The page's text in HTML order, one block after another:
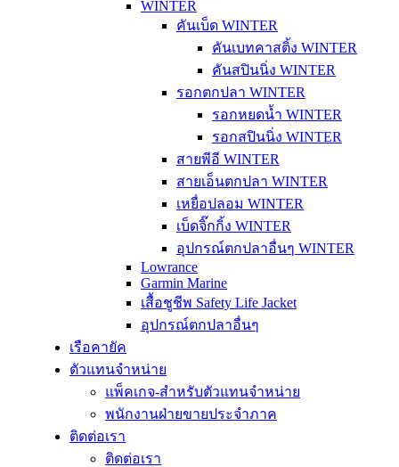
WINTER
คันเบ็ด WINTER
คันเบทคาสติ้ง WINTER
คันสปินนิ่ง WINTER
รอกตกปลา WINTER
รอกหยดน้ำ WINTER
รอกสปินนิ่ง WINTER
สายพีอี WINTER
สายเอ็นตกปลา WINTER
เหยื่อปลอม WINTER
เบ็ดจิ๊กกิ้ง WINTER
อุปกรณ์ตกปลาอื่นๆ WINTER
Lowrance
Garmin Marine
เสื้อชูชีพ Safety Life Jacket
อุปกรณ์ตกปลาอื่นๆ
เรือคายัค
ตัวแทนจำหน่าย
แพ็คเกจ-สำหรับตัวแทนจำหน่าย
พนักงานฝ่ายขายประจำภาค
ติดต่อเรา
ติดต่อเรา